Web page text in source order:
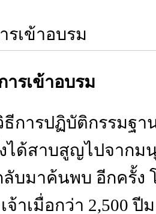
รเข้าอบรม
รเข้าอบรม
การปฏิบัติกรรมฐ
ได้สาบสูญไปจากม
บมาค้นพบ อีกครั้ง
าเมื่อกว่า 2,500